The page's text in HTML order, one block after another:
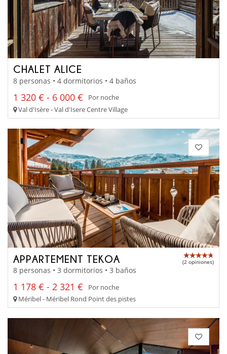
CHALET ALICE
8 personas • 4 dormitorios • 4 baños
1 320 € - 6 000 €
Por noche
Val d'Isère - Val d'Isere Centre Village
APPARTEMENT TEKOA (2 opiniones)
8 personas • 3 dormitorios • 3 baños
1 178 € - 2 321 €
Por noche
Méribel - Méribel Rond Point des pistes